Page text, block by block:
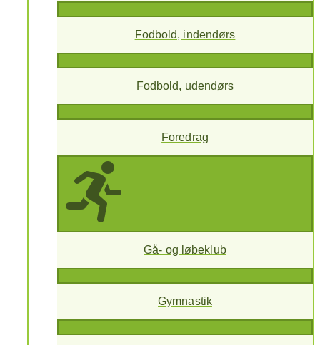
Fodbold, indendørs
Fodbold, udendørs
Foredrag
Gå- og løbeklub
Gymnastik